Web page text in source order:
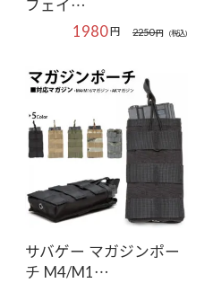
2250円 (税込)
1980円
サバゲー マガジンポー
チ M4/M1…